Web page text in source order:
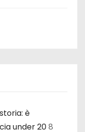
è
under 208